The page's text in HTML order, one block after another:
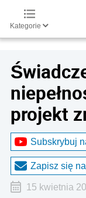
Kategorie
projekt
Subskrybuj
Zapisz się
15 kwietnia